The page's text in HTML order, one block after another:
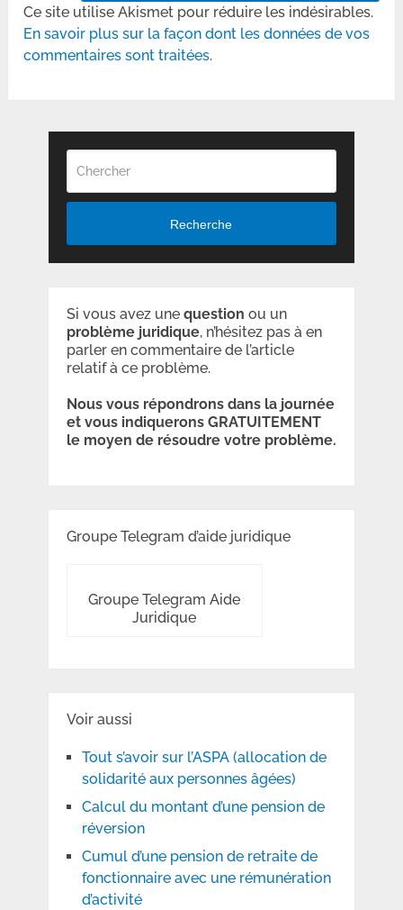
Ce site utilise Akismet pour réduire les indésirables.
En savoir plus sur la façon dont les données de vos
commentaires sont traitées.
Recherche
Si vous avez une question ou un
problème juridique, n’hésitez pas à en
parler en commentaire de l’article
relatif à ce problème.
Nous vous répondrons dans la journée
et vous indiquerons GRATUITEMENT
le moyen de résoudre votre problème.
Groupe Telegram d’aide juridique
Groupe Telegram Aide
Juridique
Voir aussi
Tout s’avoir sur l’ASPA (allocation de
solidarité aux personnes âgées)
Calcul du montant d’une pension de
réversion
Cumul d’une pension de retraite de
fonctionnaire avec une rémunération
d’activité